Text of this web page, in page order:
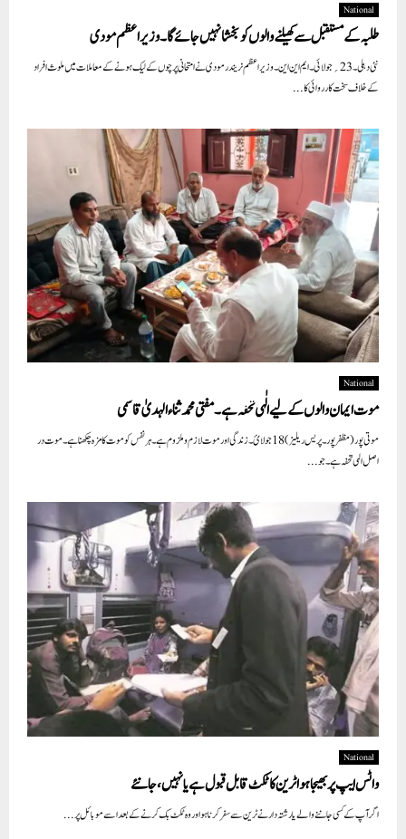
National
طلبہ کے مستقبل سے کھیلنے والوں کو بخشا نہیں جائے گا۔ وزیر اعظم مودی
نئی دہلی۔23؍ جولائی۔ ایم این این۔وزیر اعظم نریندر مودی نے امتحانی پرچوں کے لیک ہونے کے معاملات میں ملوث افراد
کے خلاف سخت کارروائی کا...
National
موت ایمان والوں کے لیے الٰہی تحفہ ہے۔مفتی محمد ثناء الہدیٰ قاسمی
موتی پور(مظفر پور۔ پریس ریلیز)18جولائ۔ زندگی اور موت لازم و ملزوم ہے ۔ہر نفس کو موت کا مزہ چکھنا ہے۔موت در
اصل الہی تحفہ ہے۔جو...
National
واٹس ایپ پر بھیجا ہوا ٹرین کا ٹکٹ قابل قبول ہے یا نہیں، جانئے
اگر آپ کے کسی جاننے والے یا رشتہ دار نے ٹرین سے سفر کرنا ہو اور وہ ٹکٹ بک کرنے کے بعد اسے موبائل پر...